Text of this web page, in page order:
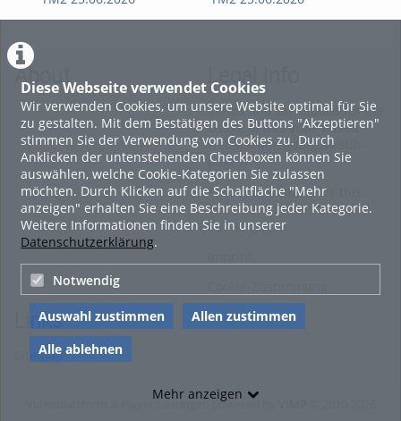
Diese Webseite verwendet Cookies
Wir verwenden Cookies, um unsere Website optimal für Sie
zu gestalten. Mit dem Bestätigen des Buttons "Akzeptieren"
stimmen Sie der Verwendung von Cookies zu. Durch
Anklicken der untenstehenden Checkboxen können Sie
auswählen, welche Cookie-Kategorien Sie zulassen
möchten. Durch Klicken auf die Schaltfläche "Mehr
anzeigen" erhalten Sie eine Beschreibung jeder Kategorie.
Weitere Informationen finden Sie in unserer
Datenschutzerklärung.
Notwendig
Auswahl zustimmen
Allen zustimmen
Alle ablehnen
Mehr anzeigen
About Legal Info
Terms and Conditions for the
Usage of this ViMP based
website (including all sub-
pages)
Privacy Statement for this
ViMP based Website incl.
Sub-pages
Links
Sitemap
Videoplattform & Player Lösungen powered by